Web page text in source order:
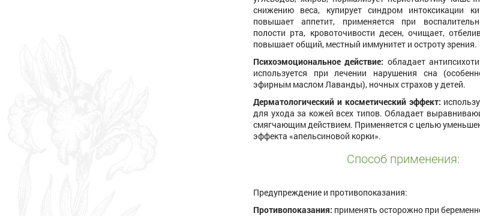
снижению веса, купирует синдром интоксикации
повышает аппетит, применяется при
полости рта, кровоточивости десен, очищает,
повышает общий, местный иммунитет и остроту зрения.
Психоэмоциональное действие: обладает
используется при лечении нарушения сна
эфирным маслом Лаванды), ночных страхов у детей.
Дерматологический и косметический эффект:
для ухода за кожей всех типов. Обладает
смягчающим действием. Применяется с целью
эффекта «апельсиновой корки».
Способ применения:
Предупреждение и противопоказания:
Противопоказания: применять осторожно при